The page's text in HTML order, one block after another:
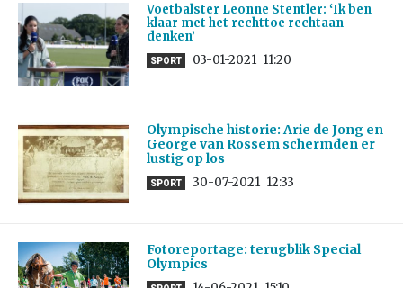
Voetbalster Leonne Stentler: ‘Ik ben
klaar met het rechttoe rechtaan
denken’
SPORT 03-01-2021 11:20
Olympische historie: Arie de Jong en
George van Rossem schermden er
lustig op los
SPORT 30-07-2021 12:33
Fotoreportage: terugblik Special
Olympics